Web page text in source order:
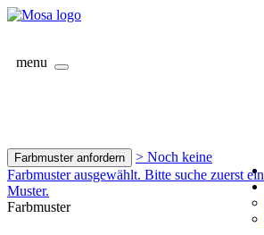
menu
Farbmuster anfordern
> Noch keine
Farbmuster ausgewählt. Bitte suche zuerst ein
Muster.
Farbmuster